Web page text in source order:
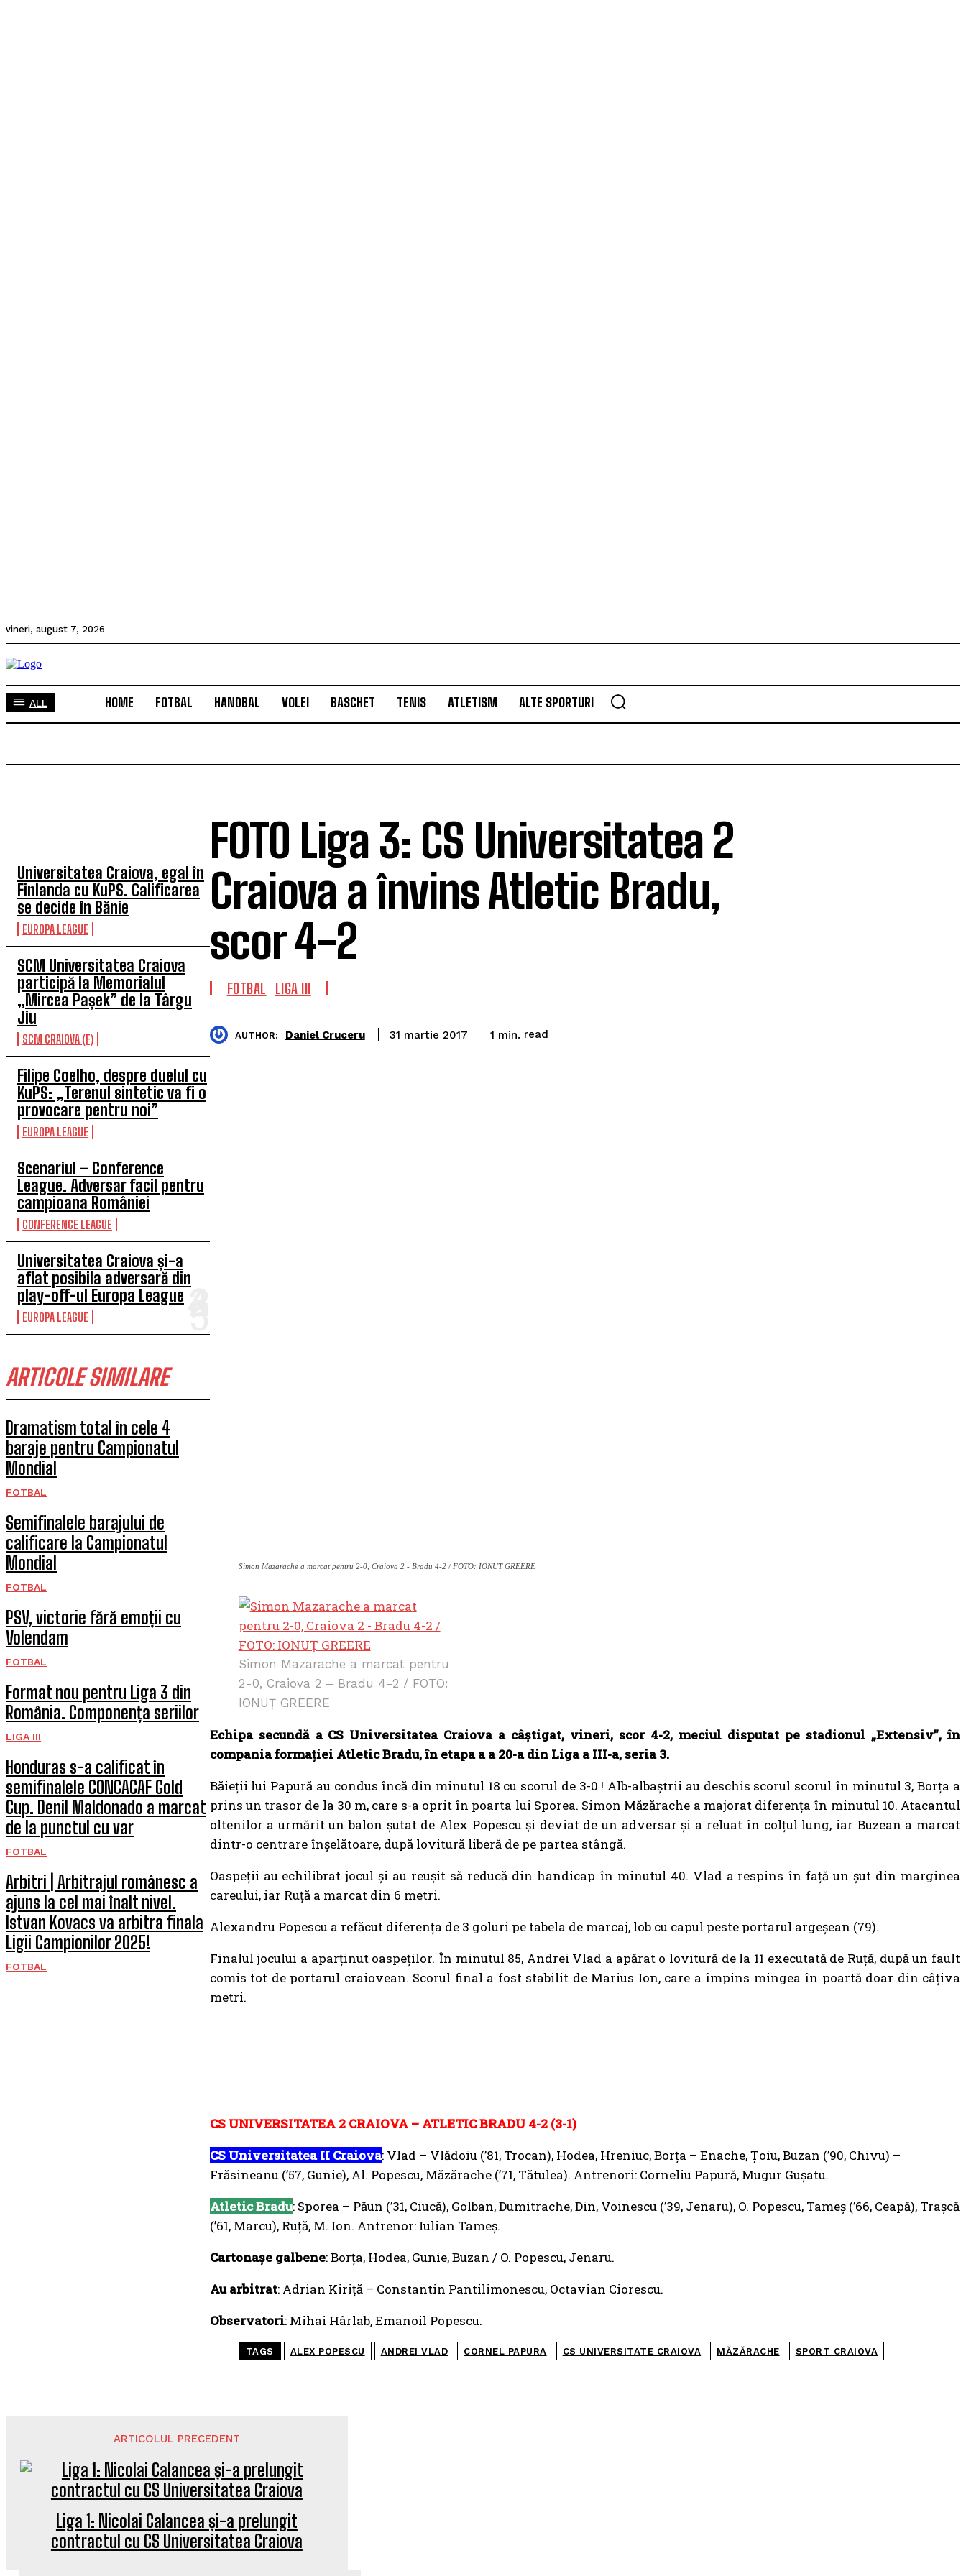
vineri, august 7, 2026
ALL HOME FOTBAL HANDBAL VOLEI BASCHET TENIS ATLETISM ALTE SPORTURI
Universitatea Craiova, egal în
Finlanda cu KuPS. Calificarea
se decide în Bănie
EUROPA LEAGUE
SCM Universitatea Craiova
participă la Memorialul
„Mircea Pașek” de la Târgu
Jiu
SCM CRAIOVA (F)
Filipe Coelho, despre duelul cu
KuPS: „Terenul sintetic va fi o
provocare pentru noi”
EUROPA LEAGUE
Scenariul – Conference
League. Adversar facil pentru
campioana României
CONFERENCE LEAGUE
Universitatea Craiova și-a
aflat posibila adversară din
play-off-ul Europa League
EUROPA LEAGUE
ARTICOLE SIMILARE
Dramatism total în cele 4
baraje pentru Campionatul
Mondial
FOTBAL
Semifinalele barajului de
calificare la Campionatul
Mondial
FOTBAL
PSV, victorie fără emoții cu
Volendam
FOTBAL
Format nou pentru Liga 3 din
România. Componența seriilor
LIGA III
Honduras s-a calificat în
semifinalele CONCACAF Gold
Cup. Denil Maldonado a marcat
de la punctul cu var
FOTBAL
Arbitri | Arbitrajul românesc a
ajuns la cel mai înalt nivel.
Istvan Kovacs va arbitra finala
Ligii Campionilor 2025!
FOTBAL
FOTO Liga 3: CS Universitatea 2
Craiova a învins Atletic Bradu,
scor 4-2
FOTBAL LIGA III
AUTHOR: Daniel Cruceru 31 martie 2017 1 min. read
Simon Mazarache a marcat pentru 2-0, Craiova 2 - Bradu 4-2 / FOTO: IONUȚ GREERE
Simon Mazarache a marcat pentru
2-0, Craiova 2 – Bradu 4-2 / FOTO:
IONUȚ GREERE
Echipa secundă a CS Universitatea Craiova a câștigat, vineri, scor 4-2, meciul disputat pe stadionul „Extensiv”, în
compania formației Atletic Bradu, în etapa a a 20-a din Liga a III-a, seria 3.
Băieții lui Papură au condus încă din minutul 18 cu scorul de 3-0 ! Alb-albaștrii au deschis scorul scorul în minutul 3, Borța a
prins un trasor de la 30 m, care s-a oprit în poarta lui Sporea. Simon Măzărache a majorat diferența în minutul 10. Atacantul
oltenilor a urmărit un balon şutat de Alex Popescu şi deviat de un adversar şi a reluat în colțul lung, iar Buzean a marcat
dintr-o centrare înșelătoare, după lovitură liberă de pe partea stângă.
Oaspeții au echilibrat jocul și au reușit să reducă din handicap în minutul 40. Vlad a respins în față un șut din marginea
careului, iar Ruță a marcat din 6 metri.
Alexandru Popescu a refăcut diferența de 3 goluri pe tabela de marcaj, lob cu capul peste portarul argeșean (79).
Finalul jocului a aparținut oaspeților. În minutul 85, Andrei Vlad a apărat o lovitură de la 11 executată de Ruță, după un fault
comis tot de portarul craiovean. Scorul final a fost stabilit de Marius Ion, care a împins mingea în poartă doar din câțiva
metri.
CS UNIVERSITATEA 2 CRAIOVA – ATLETIC BRADU 4-2 (3-1)
CS Universitatea II Craiova: Vlad – Vlădoiu (’81, Trocan), Hodea, Hreniuc, Borța – Enache, Țoiu, Buzan (’90, Chivu) –
Frăsineanu (’57, Gunie), Al. Popescu, Măzărache (’71, Tătulea). Antrenori: Corneliu Papură, Mugur Gușatu.
Atletic Bradu: Sporea – Păun (’31, Ciucă), Golban, Dumitrache, Din, Voinescu (’39, Jenaru), O. Popescu, Tameş (’66, Ceapă), Traşcă
(’61, Marcu), Ruță, M. Ion. Antrenor: Iulian Tameş.
Cartonașe galbene: Borța, Hodea, Gunie, Buzan / O. Popescu, Jenaru.
Au arbitrat: Adrian Kiriță – Constantin Pantilimonescu, Octavian Ciorescu.
Observatori: Mihai Hârlab, Emanoil Popescu.
TAGS ALEX POPESCU ANDREI VLAD CORNEL PAPURA CS UNIVERSITATE CRAIOVA MĂZĂRACHE SPORT CRAIOVA
ARTICOLUL PRECEDENT
Liga 1: Nicolai Calancea și-a prelungit
contractul cu CS Universitatea Craiova